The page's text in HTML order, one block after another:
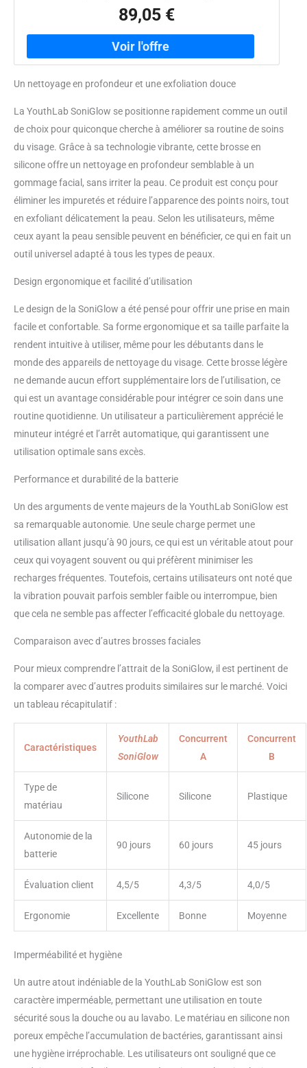
89,05 €
Un nettoyage en profondeur et une exfoliation douce
La YouthLab SoniGlow se positionne rapidement comme un outil
de choix pour quiconque cherche à améliorer sa routine de soins
du visage. Grâce à sa technologie vibrante, cette brosse en
silicone offre un nettoyage en profondeur semblable à un
gommage facial, sans irriter la peau. Ce produit est conçu pour
éliminer les impuretés et réduire l’apparence des points noirs, tout
en exfoliant délicatement la peau. Selon les utilisateurs, même
ceux ayant la peau sensible peuvent en bénéficier, ce qui en fait un
outil universel adapté à tous les types de peaux.
Design ergonomique et facilité d’utilisation
Le design de la SoniGlow a été pensé pour offrir une prise en main
facile et confortable. Sa forme ergonomique et sa taille parfaite la
rendent intuitive à utiliser, même pour les débutants dans le
monde des appareils de nettoyage du visage. Cette brosse légère
ne demande aucun effort supplémentaire lors de l’utilisation, ce
qui est un avantage considérable pour intégrer ce soin dans une
routine quotidienne. Un utilisateur a particulièrement apprécié le
minuteur intégré et l’arrêt automatique, qui garantissent une
utilisation optimale sans excès.
Performance et durabilité de la batterie
Un des arguments de vente majeurs de la YouthLab SoniGlow est
sa remarquable autonomie. Une seule charge permet une
utilisation allant jusqu’à 90 jours, ce qui est un véritable atout pour
ceux qui voyagent souvent ou qui préfèrent minimiser les
recharges fréquentes. Toutefois, certains utilisateurs ont noté que
la vibration pouvait parfois sembler faible ou interrompue, bien
que cela ne semble pas affecter l’efficacité globale du nettoyage.
Comparaison avec d’autres brosses faciales
Pour mieux comprendre l’attrait de la SoniGlow, il est pertinent de
la comparer avec d’autres produits similaires sur le marché. Voici
un tableau récapitulatif :
Caractéristiques
YouthLab
SoniGlow
Concurrent
A
Concurrent
B
Type de
matériau
Silicone Silicone Plastique
Autonomie de la
batterie
90 jours 60 jours 45 jours
Évaluation client 4,5/5 4,3/5 4,0/5
Ergonomie Excellente Bonne Moyenne
Imperméabilité et hygiène
Un autre atout indéniable de la YouthLab SoniGlow est son
caractère imperméable, permettant une utilisation en toute
sécurité sous la douche ou au lavabo. Le matériau en silicone non
poreux empêche l’accumulation de bactéries, garantissant ainsi
une hygiène irréprochable. Les utilisateurs ont souligné que ce